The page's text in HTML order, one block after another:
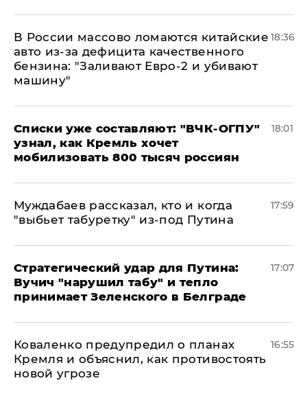
В России массово ломаются китайские
авто из-за дефицита качественного
бензина: "Заливают Евро-2 и убивают
машину"
18:36
Списки уже составляют: "ВЧК-ОГПУ"
узнал, как Кремль хочет
мобилизовать 800 тысяч россиян
18:01
Муждабаев рассказал, кто и когда
"выбьет табуретку" из-под Путина
17:59
Стратегический удар для Путина:
Вучич "нарушил табу" и тепло
принимает Зеленского в Белграде
17:07
Коваленко предупредил о планах
Кремля и объяснил, как противостоять
новой угрозе
16:55